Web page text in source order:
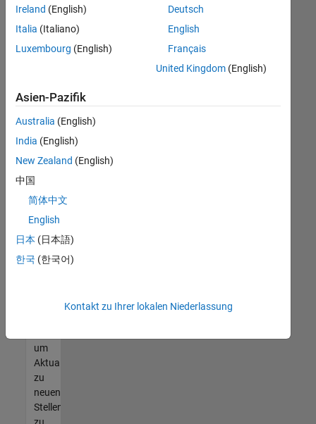
oder
alle
Stellenangebote
anzeigen .
noch
keine
offenen
Stellen
können,
die
Ihren
entsprechen,
werden
unseres
um
Aktualisierungen
zu
neuen
Stellenangeboten
Ireland (English)
Italia (Italiano)
Luxembourg (English)
Deutsch
English
Français
United Kingdom(English)
Asien-Pazifik
Australia (English)
India (English)
New Zealand (English)
中国
简体中文
English
日本 (日本語)
한국 (한국어)
Kontakt zu Ihrer lokalen Niederlassung